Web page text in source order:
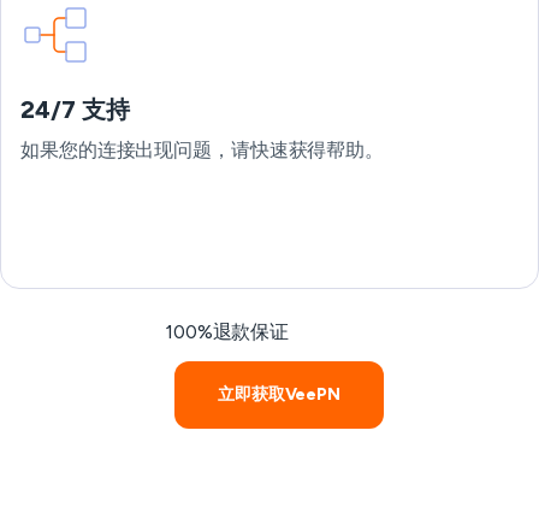
24/7 支持
如果您的连接出现问题，请快速获得帮助。
100%退款保证
立即获取VeePN